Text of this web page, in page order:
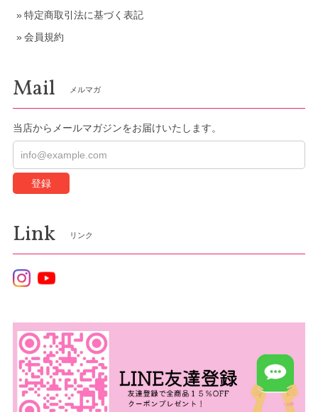
特定商取引法に基づく表記
会員規約
Mail メルマガ
当店からメールマガジンをお届けいたします。
登録
Link リンク